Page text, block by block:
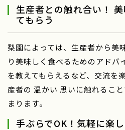
生産者との触れ合い！
てもらう
梨園によっては、生産者から美
り美味しく食べるためのアドバ
を教えてもらえるなど、交流を
産者の 温かい 思いに触れるこ
まります。
手ぶらでOK！気軽に楽